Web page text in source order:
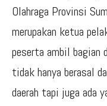
Olahraga Provinsi
merupakan ketua
peserta ambil bagian
tidak hanya berasal
daerah tapi juga ada